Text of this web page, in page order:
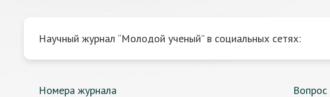
Научный журнал “Молодой ученый” в социальных сетях:
Номера журнала